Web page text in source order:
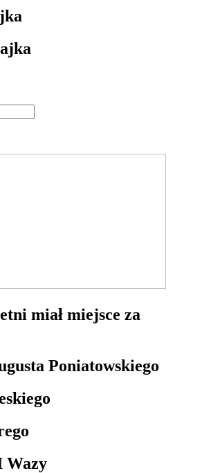
miał miejsce za
Poniatowskiego
Wazy